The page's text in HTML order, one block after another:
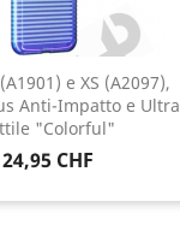
e XS (A2097),
Anti-Impatto e Ultra
"Colorful"
Prezzo
24,95 CHF